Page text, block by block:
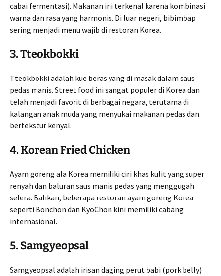
cabai fermentasi). Makanan ini terkenal karena kombinasi
warna dan rasa yang harmonis. Di luar negeri, bibimbap
sering menjadi menu wajib di restoran Korea.
3.Tteokbokki
Tteokbokki adalah kue beras yang di masak dalam saus
pedas manis. Street food ini sangat populer di Korea dan
telah menjadi favorit di berbagai negara, terutama di
kalangan anak muda yang menyukai makanan pedas dan
bertekstur kenyal.
4.Korean Fried Chicken
Ayam goreng ala Korea memiliki ciri khas kulit yang super
renyah dan baluran saus manis pedas yang menggugah
selera. Bahkan, beberapa restoran ayam goreng Korea
seperti Bonchon dan KyoChon kini memiliki cabang
internasional.
5.Samgyeopsal
Samgyeopsal adalah irisan daging perut babi (pork belly)